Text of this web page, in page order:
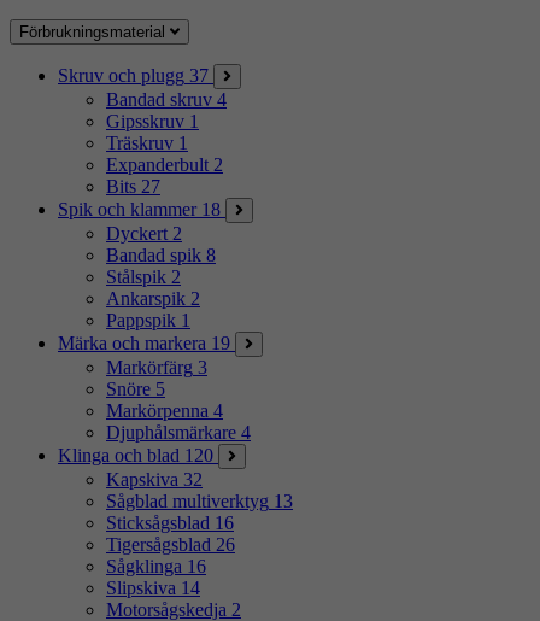
Förbrukningsmaterial
Skruv och plugg 37
Bandad skruv 4
Gipsskruv 1
Träskruv 1
Expanderbult 2
Bits 27
Spik och klammer 18
Dyckert 2
Bandad spik 8
Stålspik 2
Ankarspik 2
Pappspik 1
Märka och markera 19
Markörfärg 3
Snöre 5
Markörpenna 4
Djuphålsmärkare 4
Klinga och blad 120
Kapskiva 32
Sågblad multiverktyg 13
Sticksågsblad 16
Tigersågsblad 26
Sågklinga 16
Slipskiva 14
Motorsågskedja 2